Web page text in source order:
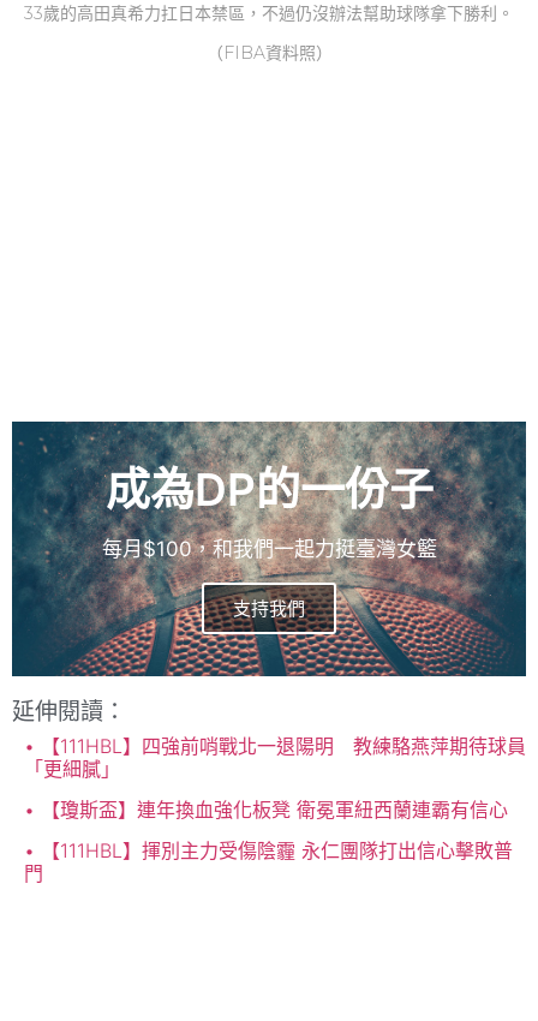
33歲的高田真希力扛日本禁區，不過仍沒辦法幫助球隊拿下勝利。
（FIBA資料照）
成為DP的一份子
每月$100，和我們一起力挺臺灣女籃
支持我們
延伸閱讀：
【111HBL】四強前哨戰北一退陽明 教練駱燕萍期待球員
「更細膩」
【瓊斯盃】連年換血強化板凳 衛冕軍紐西蘭連霸有信心
【111HBL】揮別主力受傷陰霾 永仁團隊打出信心擊敗普
門